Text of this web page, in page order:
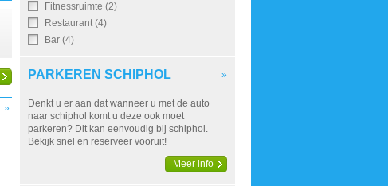
»
Fitnessruimte (2)
Restaurant (4)
Bar (4)
PARKEREN SCHIPHOL »
Denkt u er aan dat wanneer u met de auto
naar schiphol komt u deze ook moet
parkeren? Dit kan eenvoudig bij schiphol.
Bekijk snel en reserveer vooruit!
Meer info